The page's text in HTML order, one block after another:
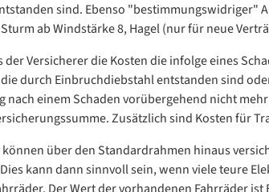
sind. Ebenso "bestimmungswidriger"
ab Windstärke 8, Hagel (nur für neue
der Versicherer die Kosten die infolge eines
durch Einbruchdiebstahl entstanden sind
nach einem Schaden vorübergehend nicht
Zusätzlich sind Kosten für
über den Standardrahmen hinaus
kann dann sinnvoll sein, wenn viele teure